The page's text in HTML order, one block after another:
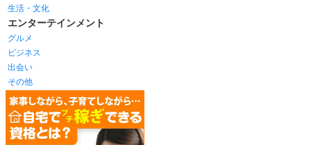
生活・文化
エンターテインメント
グルメ
ビジネス
出会い
その他